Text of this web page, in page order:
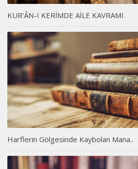
KUR’ÂN-I KERİMDE AİLE KAVRAMI
Harflerin Gölgesinde Kaybolan Mana..